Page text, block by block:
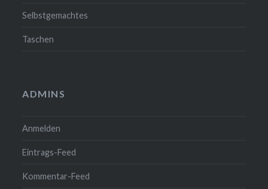
Selbstgemachtes
Taschen
ADMINS
Anmelden
Eintrags-Feed
Kommentar-Feed